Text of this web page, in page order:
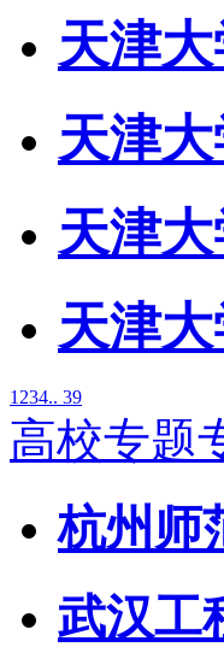
天津
天津
天津
天津
1 234.. 39
高校专题
杭州师
武汉工